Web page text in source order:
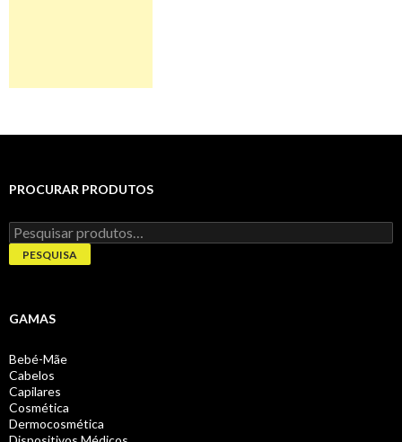
PROCURAR PRODUTOS
Pesquisar
por:
PESQUISA
GAMAS
Bebé-Mãe
Cabelos
Capilares
Cosmética
Dermocosmética